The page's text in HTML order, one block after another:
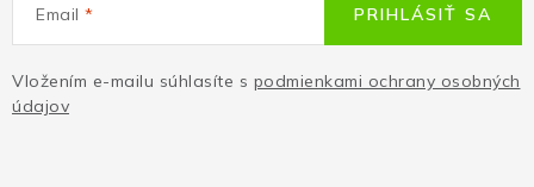
Email
Vložením e-mailu súhlasíte s podmienkami ochrany osobných
údajov
PRIHLÁSIŤ SA